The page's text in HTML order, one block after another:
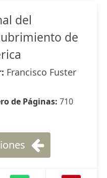
del
de
Francisco Fuster
de Páginas: 710